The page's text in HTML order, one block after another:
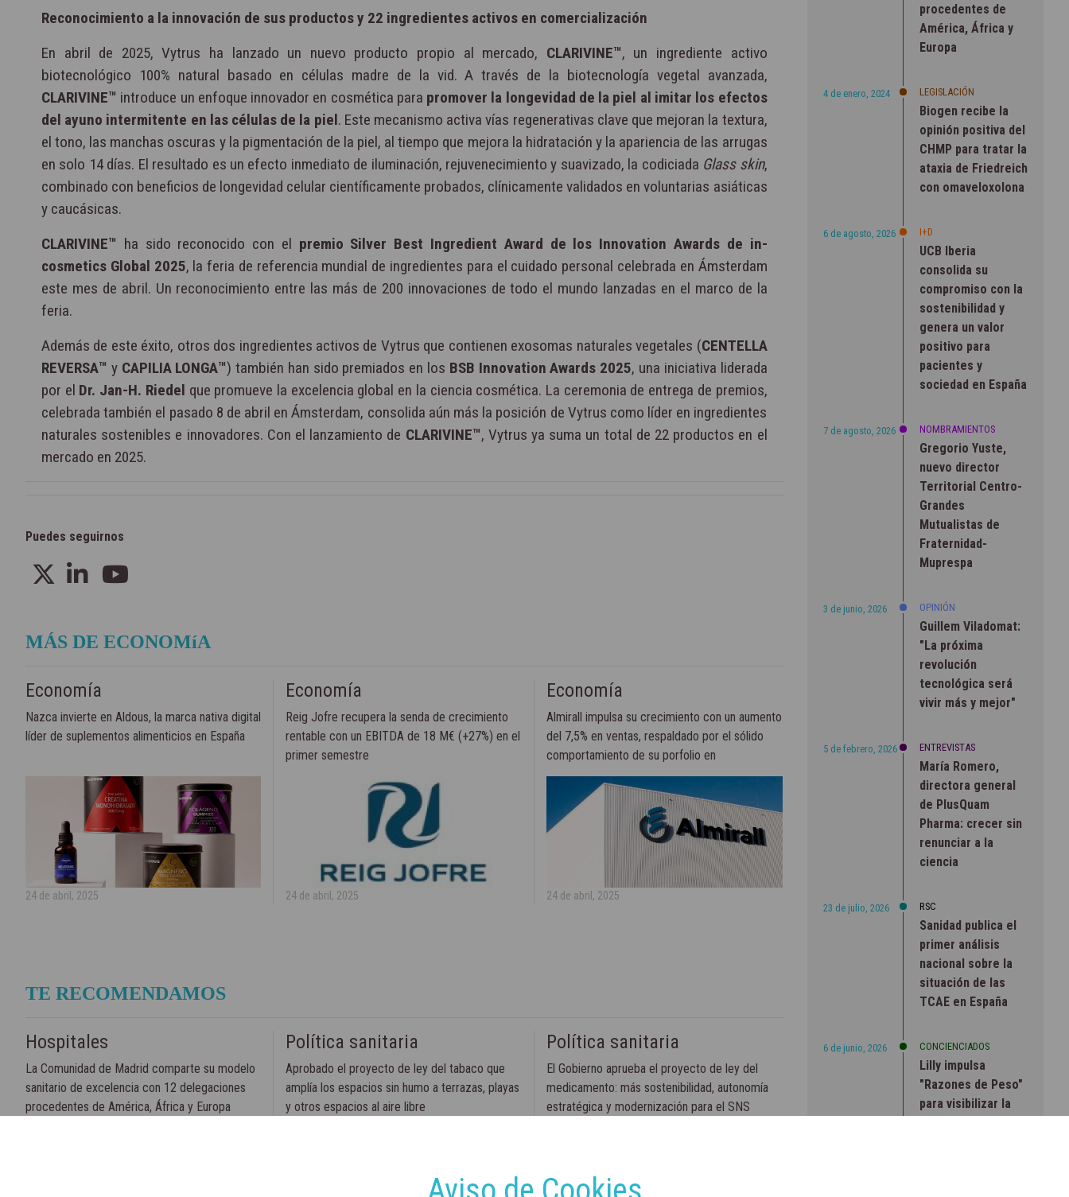
Reconocimiento a la innovación de sus productos y 22 ingredientes activos en comercialización
En abril de 2025, Vytrus ha lanzado un nuevo producto propio al mercado, CLARIVINE™, un ingrediente activo
biotecnológico 100% natural basado en células madre de la vid. A través de la biotecnología vegetal avanzada,
CLARIVINE™ introduce un enfoque innovador en cosmética para promover la longevidad de la piel al imitar los efectos
del ayuno intermitente en las células de la piel. Este mecanismo activa vías regenerativas clave que mejoran la textura,
el tono, las manchas oscuras y la pigmentación de la piel, al tiempo que mejora la hidratación y la apariencia de las arrugas
en solo 14 días. El resultado es un efecto inmediato de iluminación, rejuvenecimiento y suavizado, la codiciada Glass skin,
combinado con beneficios de longevidad celular científicamente probados, clínicamente validados en voluntarias asiáticas
y caucásicas.
CLARIVINE™ ha sido reconocido con el premio Silver Best Ingredient Award de los Innovation Awards de in-
cosmetics Global 2025, la feria de referencia mundial de ingredientes para el cuidado personal celebrada en Ámsterdam
este mes de abril. Un reconocimiento entre las más de 200 innovaciones de todo el mundo lanzadas en el marco de la
feria.
Además de este éxito, otros dos ingredientes activos de Vytrus que contienen exosomas naturales vegetales (CENTELLA
REVERSA™ y CAPILIA LONGA™) también han sido premiados en los BSB Innovation Awards 2025, una iniciativa liderada
por el Dr. Jan-H. Riedel que promueve la excelencia global en la ciencia cosmética. La ceremonia de entrega de premios,
celebrada también el pasado 8 de abril en Ámsterdam, consolida aún más la posición de Vytrus como líder en ingredientes
naturales sostenibles e innovadores. Con el lanzamiento de CLARIVINE™, Vytrus ya suma un total de 22 productos en el
mercado en 2025.
Puedes seguirnos
MÁS DE ECONOMíA
Economía
Nazca invierte en Aldous, la marca nativa digital
líder de suplementos alimenticios en España
24 de abril, 2025
Economía
Reig Jofre recupera la senda de crecimiento
rentable con un EBITDA de 18 M€ (+27%) en el
primer semestre
24 de abril, 2025
Economía
Almirall impulsa su crecimiento con un aumento
del 7,5% en ventas, respaldado por el sólido
comportamiento de su porfolio en
dermatología
24 de abril, 2025
TE RECOMENDAMOS
Hospitales
La Comunidad de Madrid comparte su modelo
sanitario de excelencia con 12 delegaciones
procedentes de América, África y Europa
Política sanitaria
Aprobado el proyecto de ley del tabaco que
amplía los espacios sin humo a terrazas, playas
y otros espacios al aire libre
Política sanitaria
El Gobierno aprueba el proyecto de ley del
medicamento: más sostenibilidad, autonomía
estratégica y modernización para el SNS
procedentes de
América, África y
Europa
4 de enero, 2024 LEGISLACIÓN
Biogen recibe la
opinión positiva del
CHMP para tratar la
ataxia de Friedreich
con omaveloxolona
6 de agosto, 2026 I+D
UCB Iberia
consolida su
compromiso con la
sostenibilidad y
genera un valor
positivo para
pacientes y
sociedad en España
7 de agosto, 2026 NOMBRAMIENTOS
Gregorio Yuste,
nuevo director
Territorial Centro-
Grandes
Mutualistas de
Fraternidad-
Muprespa
3 de junio, 2026 OPINIÓN
Guillem Viladomat:
"La próxima
revolución
tecnológica será
vivir más y mejor"
5 de febrero, 2026 ENTREVISTAS
María Romero,
directora general
de PlusQuam
Pharma: crecer sin
renunciar a la
ciencia
23 de julio, 2026 RSC
Sanidad publica el
primer análisis
nacional sobre la
situación de las
TCAE en España
6 de junio, 2026 CONCIENCIADOS
Lilly impulsa
"Razones de Peso"
para visibilizar la